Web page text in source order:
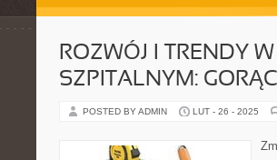
ROZWÓJ I TRENDY
SZPITALNYM:
POSTED BY ADMIN LUT - 26 - 2025